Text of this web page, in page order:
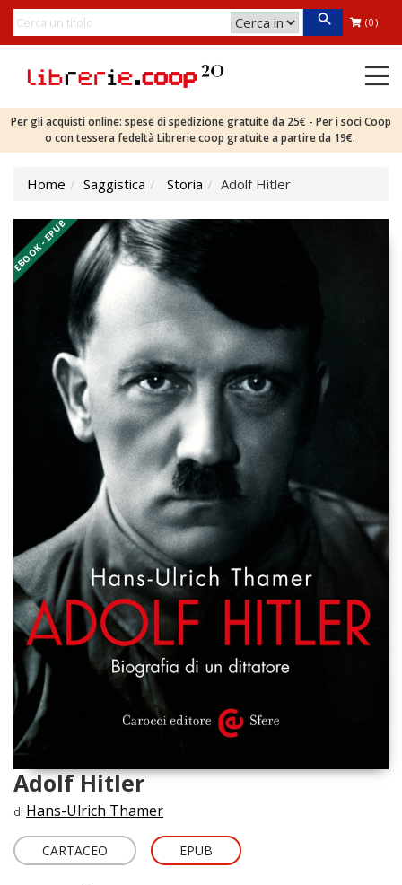
(0)
Per gli acquisti online: spese di spedizione gratuite da 25€ - Per i soci Coop
o con tessera fedeltà Librerie.coop gratuite a partire da 19€.
Home Saggistica Storia Adolf Hitler
EBOOK - EPUB
Adolf Hitler
di Hans-Ulrich Thamer
CARTACEO EPUB